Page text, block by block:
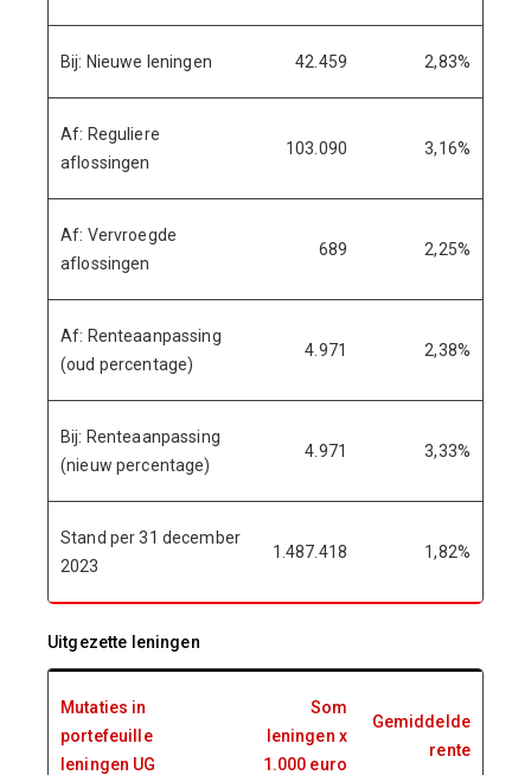
Bij: Nieuwe leningen 42.459 2,83%
Af: Reguliere
aflossingen
103.090 3,16%
Af: Vervroegde
aflossingen
689 2,25%
Af: Renteaanpassing
(oud percentage)
4.971 2,38%
Bij: Renteaanpassing
(nieuw percentage)
4.971 3,33%
Stand per 31 december
2023
1.487.418 1,82%
Uitgezette leningen
Mutaties in
portefeuille
leningen UG
Som
leningen x
1.000 euro
Gemiddelde
rente